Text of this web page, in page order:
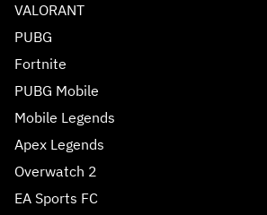
VALORANT
PUBG
Fortnite
PUBG Mobile
Mobile Legends
Apex Legends
Overwatch 2
EA Sports FC